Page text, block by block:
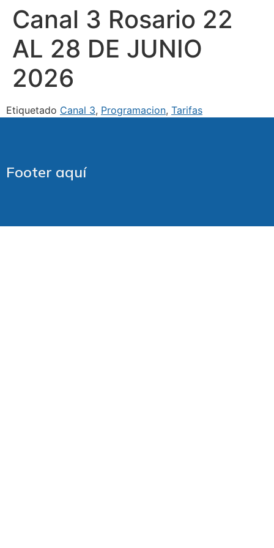
Canal 3 Rosario 22
AL 28 DE JUNIO
2026
Etiquetado Canal 3, Programacion, Tarifas
Footer aquí